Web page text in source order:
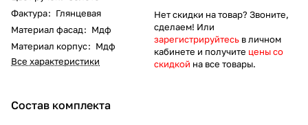
Фактура: Глянцевая
Материал фасад: Мдф
Материал корпус: Мдф
Все характеристики
Нет скидки на товар? Звоните,
сделаем! Или
зарегистрируйтесь в личном
кабинете и получите цены со
скидкой на все товары.
Состав комплекта